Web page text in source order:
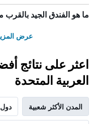
ما هو الفندق الجيد
عرض
اعثر على نتائج
العربية المتحدة
المدن الأكثر شعبية